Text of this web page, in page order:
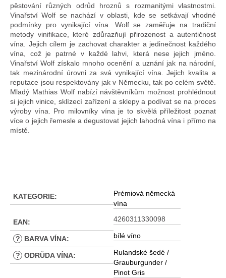
pěstování různých odrůd hroznů s rozmanitými vlastnostmi.
Vinařství Wolf se nachází v oblasti, kde se setkávají vhodné
podmínky pro vynikající vína. Wolf se zaměřuje na tradiční
metody vinifikace, které zdůrazňují přirozenost a autentičnost
vína. Jejich cílem je zachovat charakter a jedinečnost každého
vína, což je patrné v každé lahvi, která nese jejich jméno.
Vinařství Wolf získalo mnoho ocenění a uznání jak na národní,
tak mezinárodní úrovni za svá vynikající vína. Jejich kvalita a
reputace jsou respektovány jak v Německu, tak po celém světě.
Mladý Mathias Wolf nabízí návštěvníkům možnost prohlédnout
si jejich vinice, sklízecí zařízení a sklepy a podívat se na proces
výroby vína. Pro milovníky vína je to skvělá příležitost poznat
více o jejich řemesle a degustovat jejich lahodná vína i přímo na
místě.
KATEGORIE:
Prémiová německá
vína
EAN: 4260311330098
? BARVA VÍNA: bílé víno
? ODRŮDA VÍNA:
Rulandské šedé /
Grauburgunder /
Pinot Gris